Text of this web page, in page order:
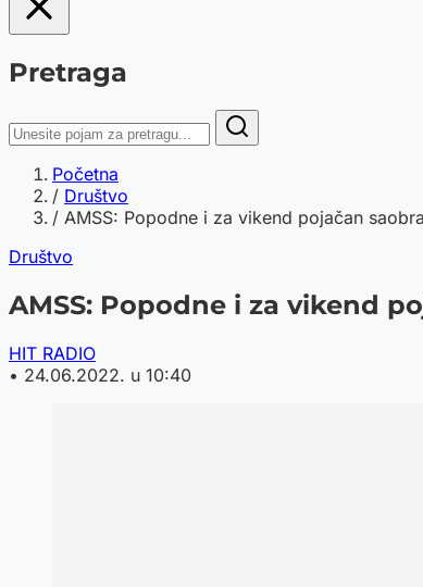
Pretraga
Početna
/ Društvo
/ AMSS: Popodne i za vikend pojačan
Društvo
AMSS: Popodne i za vikend
HIT RADIO
• 24.06.2022. u 10:40